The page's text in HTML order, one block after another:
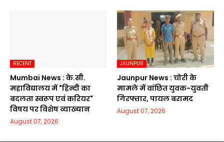
RECENT
Mumbai News : के.सी.
महाविद्यालय में "हिन्दी का
बदलता स्वरूप एवं करियर"
विषय पर विशेष व्याख्यान
August 07, 2026
JAUNPUR
Jaunpur News : चोरी के
मामले में वांछित युवक-युवती
गिरफ्तार, पायल बरामद
August 07, 2026